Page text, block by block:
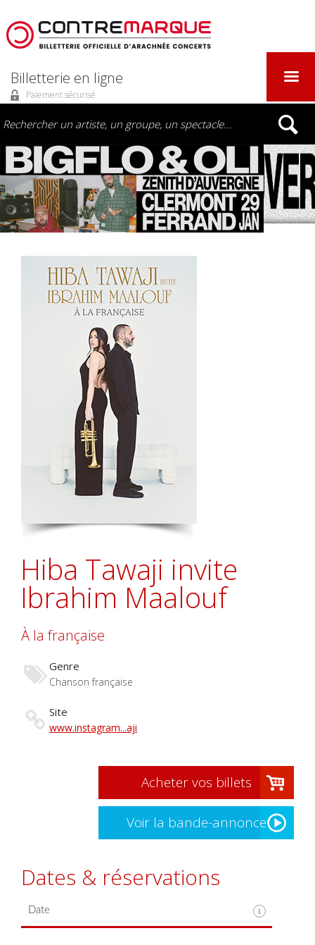
Billetterie en ligne
Paiement sécurisé
Hiba Tawaji invite
Ibrahim Maalouf
À la française
Genre
Chanson française
Site
www.instagram...aji
Acheter vos billets
Voir la bande-annonce
Dates & réservations